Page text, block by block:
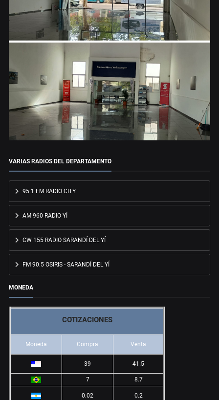
VARIAS RADIOS DEL DEPARTAMENTO
95.1 FM RADIO CITY
AM 960 RADIO YÍ
CW 155 RADIO SARANDÍ DEL YÍ
FM 90.5 OSIRIS - SARANDÍ DEL YÍ
MONEDA
COTIZACIONES
Moneda Compra Venta
39 41.5
7 8.7
0.02 0.2